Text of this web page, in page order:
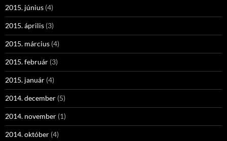
2015. június (4)
2015. április (3)
2015. március (4)
2015. február (3)
2015. január (4)
2014. december (5)
2014. november (1)
2014. október (4)